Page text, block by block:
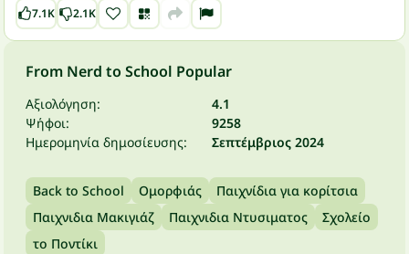
7.1K 2.1K
From Nerd to School Popular
Αξιολόγηση:
4.1
Ψήφοι:
9258
Ημερομηνία δημοσίευσης:
Σεπτέμβριος 2024
Back to School Ομορφιάς
Παιχνίδια για κορίτσια
Παιχνιδια Μακιγιάζ
Παιχνιδια Ντυσιματος
Σχολείο
το Ποντίκι